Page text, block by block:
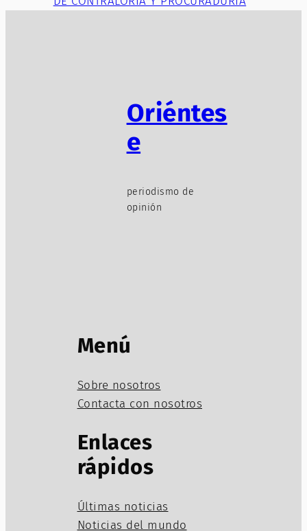
Oriéntes
e
periodismo de
opinión
Menú
Sobre nosotros
Contacta con nosotros
Enlaces
rápidos
Últimas noticias
Noticias del mundo